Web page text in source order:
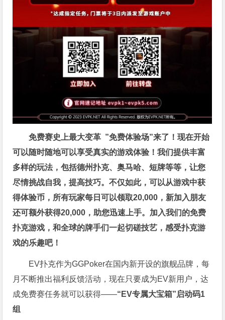
免费赛史上最大变革 ”免费体验场”来了！现在开始
可以随时随地可以享受真实的游戏体验！我们提供丰富
多样的玩法，包括德州扑克、奥马哈、短牌等等，让您
尽情挑战自我，提高技巧。不仅如此，可以从游戏中获
得体验币，所有玩家每日可以领取20,000，新加入朋友
还可额外获得20,000，助您迅速上手。 加入我们的免费
扑克游戏，和全球的牌手们一起切磋技艺，感受扑克游
戏的乐趣吧！
EV扑克作为GGPoker在国内新开设的旗舰品牌，每
月不断推出福利反馈活动，现在只要成为EV新用户，达
成免费赛任务就可以获得——“EV专属大宝箱”启动码1
组